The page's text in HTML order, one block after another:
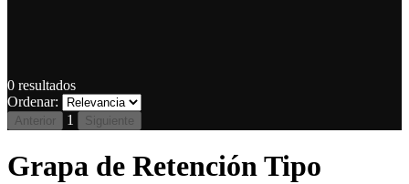
0 resultados
Ordenar:
Anterior 1 Siguiente
Grapa de Retención Tipo